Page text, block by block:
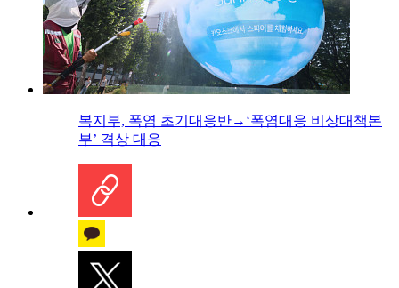
복지부, 폭염 초기대응반→‘폭염대응 비상대책본
부’ 격상 대응